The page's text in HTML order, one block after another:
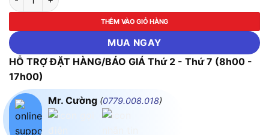
THÊM VÀO GIỎ HÀNG
MUA NGAY
HỖ TRỢ ĐẶT HÀNG/BÁO GIÁ Thứ 2 - Thứ 7 (8h00 -
17h00)
Mr. Cường (0779.008.018)